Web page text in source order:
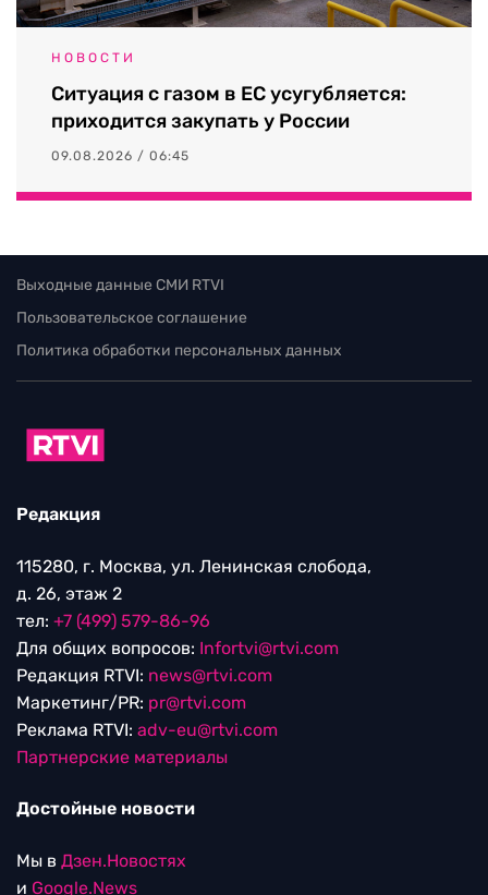
НОВОСТИ
Ситуация с газом в ЕС усугубляется:
приходится закупать у России
09.08.2026 / 06:45
Выходные данные СМИ RTVI
Пользовательское соглашение
Политика обработки персональных данных
Редакция
115280, г. Москва, ул. Ленинская слобода,
д. 26, этаж 2
тел: +7 (499) 579-86-96
Для общих вопросов: Infortvi@rtvi.com
Редакция RTVI: news@rtvi.com
Маркетинг/PR: pr@rtvi.com
Реклама RTVI: adv-eu@rtvi.com
Партнерские материалы
Достойные новости
Мы в Дзен.Новостях
и Google.News